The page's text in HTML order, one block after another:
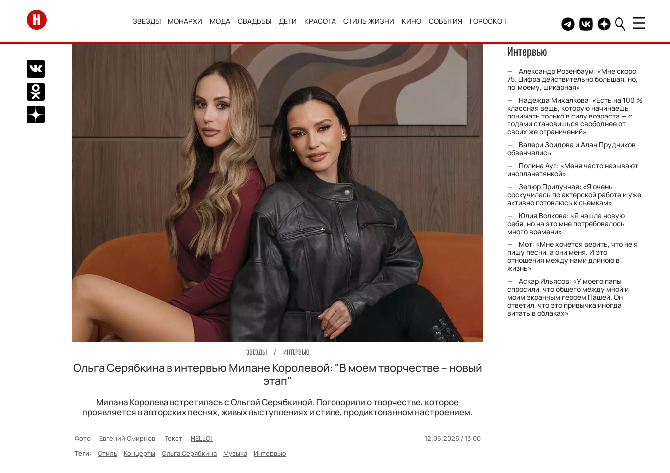
Перейти на главную
ЗВЕЗДЫ МОНАРХИ МОДА СВАДЬБЫ ДЕТИ КРАСОТА СТИЛЬ ЖИЗНИ КИНО СОБЫТИЯ ГОРОСКОП Telegram канал HELLO
Группа HELLO
Канал HELLO в
Поделиться Вконтакте
Поделиться в Одноклассниках
Подписаться на нас в Дзен
ЗВЕЗДЫ / ИНТЕРВЬЮ
Ольга Серябкина в интервью Милане Королевой: "В моем творчестве – новый
этап"
Милана Королева встретилась с Ольгой Серябкиной. Поговорили о творчестве, которое
проявляется в авторских песнях, живых выступлениях и стиле, продиктованном настроением.
Фото: Евгений Смирнов Текст: HELLO!
12.05.2026 / 13:00
Теги:
Стиль Концерты Ольга Серябкина Музыка Интервью
Интервью
Александр Розенбаум: «Мне скоро
75. Цифра действительно большая, но,
по‑моему, шикарная»
Надежда Михалкова: «Есть на 100 %
классная вещь, которую начинаешь
понимать только в силу возраста — с
годами становишься свободнее от
своих же ограничений»
Валери Зоидова и Алан Прудников
обвенчались
Полина Ауг: «Меня часто называют
инопланетянкой»
Зепюр Прилучная: «Я очень
соскучилась по актерской работе и уже
активно готовлюсь к съемкам»
Юлия Волкова: «Я нашла новую
себя, но на это мне потребовалось
много времени»
Мот: «Мне хочется верить, что не я
пишу песни, а они меня. И это
отношения между нами длиною в
жизнь»
Аскар Ильясов: «У моего папы
спросили, что общего между мной и
моим экранным героем Пашей. Он
ответил, что это привычка иногда
витать в облаках»